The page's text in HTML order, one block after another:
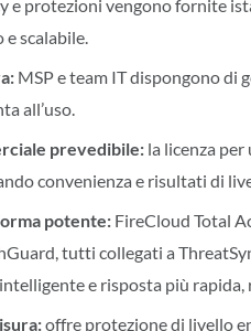
e protezioni vengono fornite
scalabile.
MSP e team IT dispongono
all’uso.
prevedibile: la licenza
convenienza e risultati di
potente: FireCloud Total
tutti collegati a
e risposta più rapida,
offre protezione di livello